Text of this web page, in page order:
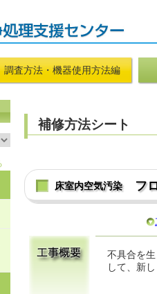
調査方法・機器使用方法編
補修方法シート
床室内空気汚染 フ
不具合を
して、新